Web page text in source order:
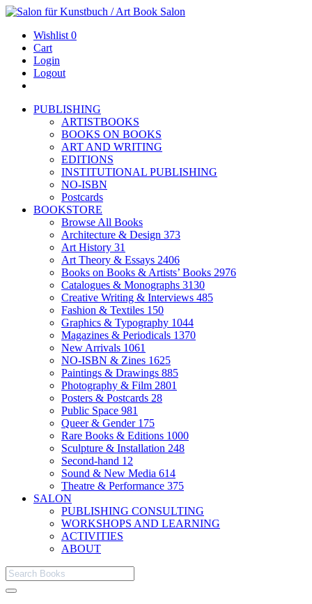
Wishlist 0
Cart
Login
Logout
PUBLISHING
ARTISTBOOKS
BOOKS ON BOOKS
ART AND WRITING
EDITIONS
INSTITUTIONAL PUBLISHING
NO-ISBN
Postcards
BOOKSTORE
Browse All Books
Architecture & Design 373
Art History 31
Art Theory & Essays 2406
Books on Books & Artists’ Books 2976
Catalogues & Monographs 3130
Creative Writing & Interviews 485
Fashion & Textiles 150
Graphics & Typography 1044
Magazines & Periodicals 1370
New Arrivals 1061
NO-ISBN & Zines 1625
Paintings & Drawings 885
Photography & Film 2801
Posters & Postcards 28
Public Space 981
Queer & Gender 175
Rare Books & Editions 1000
Sculpture & Installation 248
Second-hand 12
Sound & New Media 614
Theatre & Performance 375
SALON
PUBLISHING CONSULTING
WORKSHOPS AND LEARNING
ACTIVITIES
ABOUT